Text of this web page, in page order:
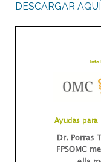
DESCARGAR AQUÍ